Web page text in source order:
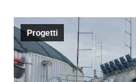
Progetti